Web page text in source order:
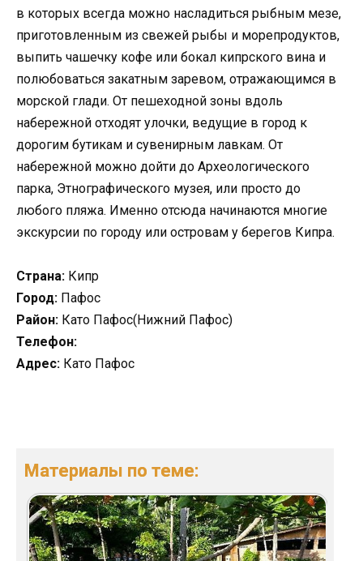
в которых всегда можно насладиться рыбным мезе,
приготовленным из свежей рыбы и морепродуктов,
выпить чашечку кофе или бокал кипрского вина и
полюбоваться закатным заревом, отражающимся в
морской глади. От пешеходной зоны вдоль
набережной отходят улочки, ведущие в город к
дорогим бутикам и сувенирным лавкам. От
набережной можно дойти до Археологического
парка, Этнографического музея, или просто до
любого пляжа. Именно отсюда начинаются многие
экскурсии по городу или островам у берегов Кипра.
Страна: Кипр
Город: Пафос
Район: Като Пафос(Нижний Пафос)
Телефон:
Адрес: Като Пафос
Материалы по теме: